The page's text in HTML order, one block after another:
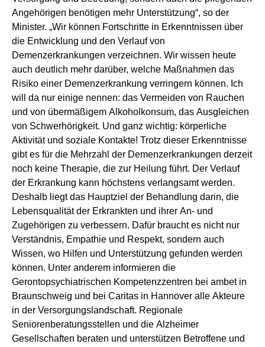
Angehörigen benötigen mehr Unterstützung“, so der
Minister. „Wir können Fortschritte in Erkenntnissen über
die Entwicklung und den Verlauf von
Demenzerkrankungen verzeichnen. Wir wissen heute
auch deutlich mehr darüber, welche Maßnahmen das
Risiko einer Demenzerkrankung verringern können. Ich
will da nur einige nennen: das Vermeiden von Rauchen
und von übermäßigem Alkoholkonsum, das Ausgleichen
von Schwerhörigkeit. Und ganz wichtig: körperliche
Aktivität und soziale Kontakte! Trotz dieser Erkenntnisse
gibt es für die Mehrzahl der Demenzerkrankungen derzeit
noch keine Therapie, die zur Heilung führt. Der Verlauf
der Erkrankung kann höchstens verlangsamt werden.
Deshalb liegt das Hauptziel der Behandlung darin, die
Lebensqualität der Erkrankten und ihrer An- und
Zugehörigen zu verbessern. Dafür braucht es nicht nur
Verständnis, Empathie und Respekt, sondern auch
Wissen, wo Hilfen und Unterstützung gefunden werden
können. Unter anderem informieren die
Gerontopsychiatrischen Kompetenzzentren bei ambet in
Braunschweig und bei Caritas in Hannover alle Akteure
in der Versorgungslandschaft. Regionale
Seniorenberatungsstellen und die Alzheimer
Gesellschaften beraten und unterstützen Betroffene und